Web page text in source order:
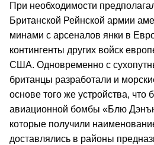
При необходимости
Британской Рейнской армии
минами с арсеналов янки в
контингенты других войск
США. Одновременно с
британцы разработали и
основе того же устройства,
авиационной бомбы «Блю
которые получили
доставлялись в районы